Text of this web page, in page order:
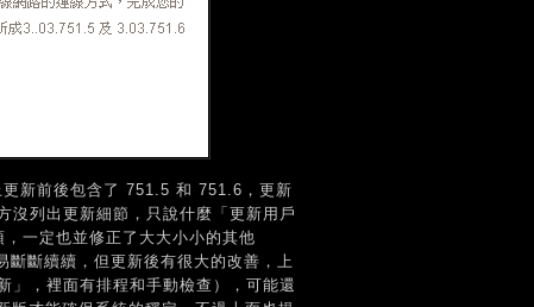
新前後包含了 751.5 和 751.6，更新
沒列出更新細節，只說什麼「更新用戶
一定也並修正了大大小小的其他
斷續續，但更新後有很大的改善，上
」，裡面有排程和手動檢查），可能還